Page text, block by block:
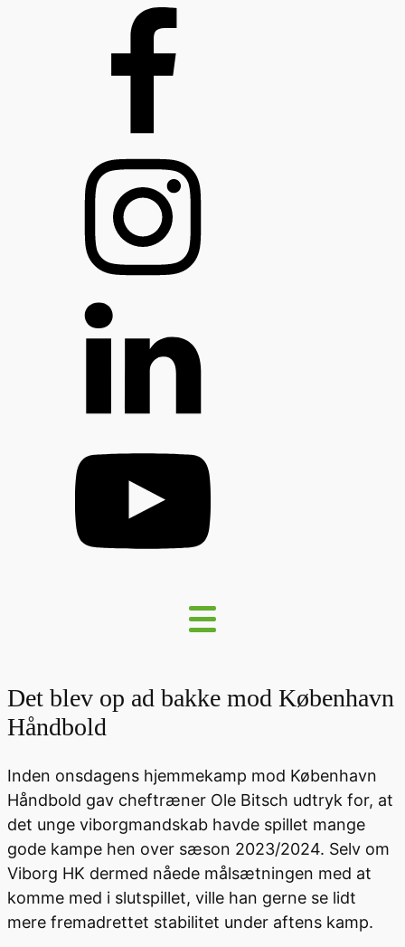
Det blev op ad bakke mod København
Håndbold
Inden onsdagens hjemmekamp mod København
Håndbold gav cheftræner Ole Bitsch udtryk for, at
det unge viborgmandskab havde spillet mange
gode kampe hen over sæson 2023/2024. Selv om
Viborg HK dermed nåede målsætningen med at
komme med i slutspillet, ville han gerne se lidt
mere fremadrettet stabilitet under aftens kamp.